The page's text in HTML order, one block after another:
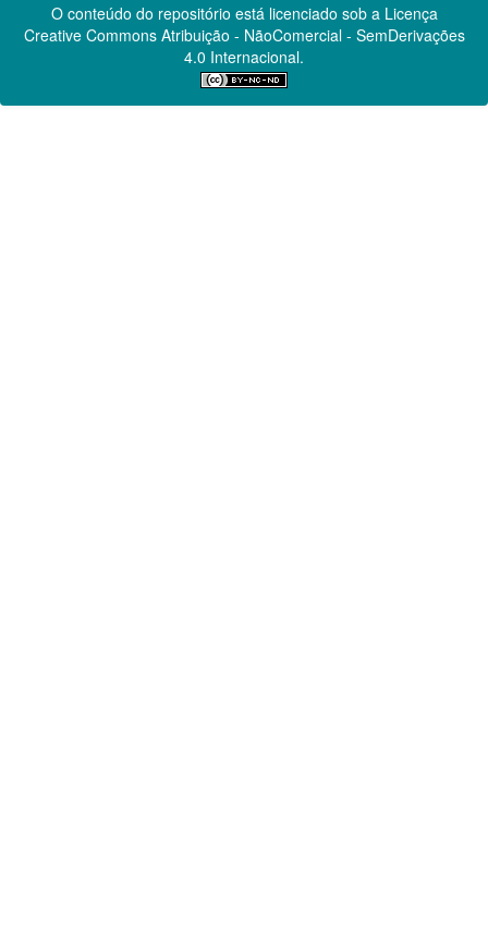
O conteúdo do repositório está licenciado sob a Licença
Creative CommonsAtribuição - NãoComercial - SemDerivações
4.0 Internacional.